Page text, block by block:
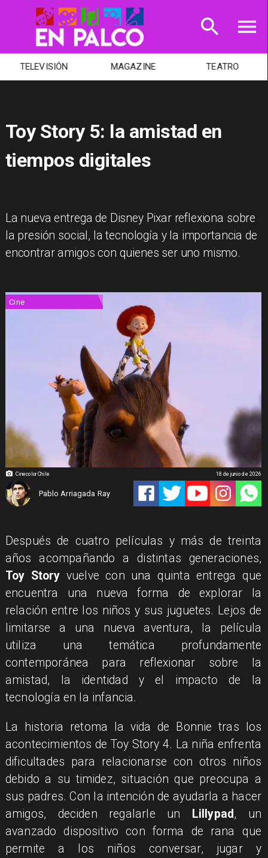
TELEVISIÓN MAGAZINE TEATRO
Toy Story 5: la amistad en
tiempos digitales
​La nueva entrega de Disney Pixar reflexiona sobre
la presión social, la tecnología y la importancia de
encontrar amigos con quienes ser uno mismo.
Cinecolor Chile
Cine
Pablo Arriagada Ray
18 de junio de 2026
​Después de cuatro películas y más de treinta
años acompañando a distintas generaciones,
Toy Story vuelve con una quinta entrega que
encuentra una nueva forma de explorar la
relación entre los niños y sus juguetes. Lejos de
limitarse a una nueva aventura, la película
utiliza una temática profundamente
contemporánea para reflexionar sobre la
amistad, la identidad y el impacto de la
tecnología en la infancia.
La historia retoma la vida de Bonnie tras los
acontecimientos de Toy Story 4. La niña enfrenta
dificultades para relacionarse con otros niños
debido a su timidez, situación que preocupa a
sus padres. Con la intención de ayudarla a hacer
amigos, deciden regalarle un
Lillypad, un
avanzado dispositivo con forma de rana que
permite a los niños conversar, jugar y